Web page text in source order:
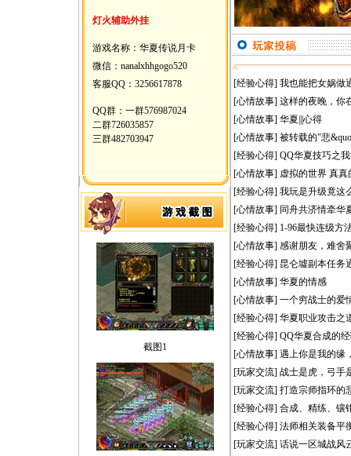
灯火辅助外挂
游戏名称：华夏传说月卡
微信：nanalxhhgogo520
客服QQ：3256617878
QQ群：一群576987024
二群726035857
三群482703947
截图1
[经验心得] 我也能把女娲做
[心情故事] 这样的夜晚，你
[心情故事] 华夏|||心得
[心情故事] 被转载的"悲&quo
[经验心得] QQ华夏技巧之
[心情故事] 虚拟的世界 真真
[经验心得] 我玩是升级竟这
[心情故事] 同舟共济情牵华
[经验心得] 1-96最快连级方
[心情故事] 感谢朋友，难舍
[经验心得] 昆仑墟副本任务
[心情故事] 华夏的情感
[心情故事] 一个穷战士的爱
[经验心得] 华夏职业攻击之
[经验心得] QQ华夏合成的
[心情故事] 遇上你是我的缘
[玩家交流] 战士是虎，弓手
[玩家交流] 打造宗师指环的
[经验心得] 合成、精练、镶
[经验心得] 法师相关装备平
[玩家交流] 话说一区城战风